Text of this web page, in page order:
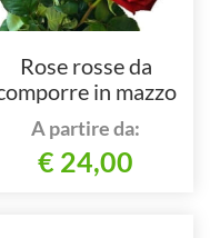
Rose rosse da
in mazzo
per numero di steli.
A partire da:
€ 24,00